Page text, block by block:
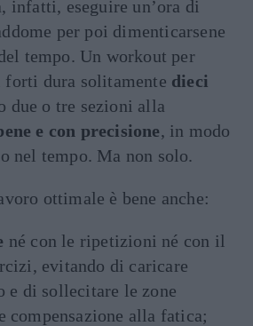
infatti, eseguire un’ora di
per poi dimenticarsene
tempo. Un workout per
forti dura solitamente dieci
due o tre sezioni alla
e con precisione, in modo
nel tempo. Ma non solo.
ottimale è bene anche:
né con le ripetizioni né con il
evitando di caricare
e di sollecitare le zone
compensazione alla fatica;